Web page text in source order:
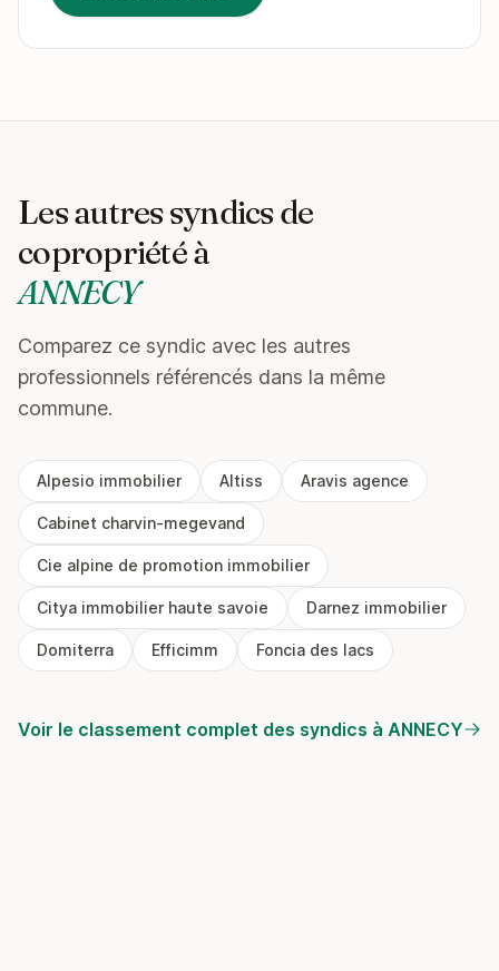
Les autres syndics de
copropriété à
ANNECY
Comparez ce syndic avec les autres
professionnels référencés dans la même
commune.
Alpesio immobilier Altiss Aravis agence
Cabinet charvin-megevand
Cie alpine de promotion immobilier
Citya immobilier haute savoie Darnez immobilier
Domiterra Efficimm Foncia des lacs
Voir le classement complet des syndics à ANNECY